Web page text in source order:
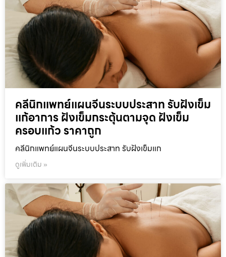
คลีนิกแพทย์แผนจีนระบบประสาท รับฝังเข็ม
แก้อาการ ฝังเข็มกระตุ้นตามจุด ฝังเข็ม
ครอบแก้ว ราคาถูก
คลีนิกแพทย์แผนจีนระบบประสาท รับฝังเข็มแก
ดูเพิ่มเติม »